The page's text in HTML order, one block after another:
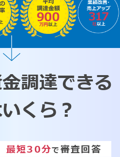
調達できる
くら？
最短30分で審査回答